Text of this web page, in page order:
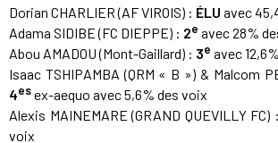
Dorian CHARLIER (AF VIROIS) : ÉLU avec
Adama SIDIBE (FC DIEPPE) : 2e avec 28%
Abou AMADOU (Mont-Gaillard) : 3e avec
Isaac TSHIPAMBA (QRM « B ») & Malcom
4esex-aequo avec 5,6% des voix
Alexis MAINEMARE (GRAND QUEVILLY FC) :
voix